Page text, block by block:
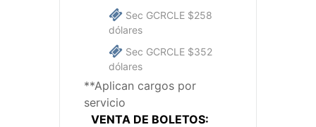
Sec GCRCLE $258
dólares
Sec GCRCLE $352
dólares
**Aplican cargos por
servicio
VENTA DE BOLETOS: